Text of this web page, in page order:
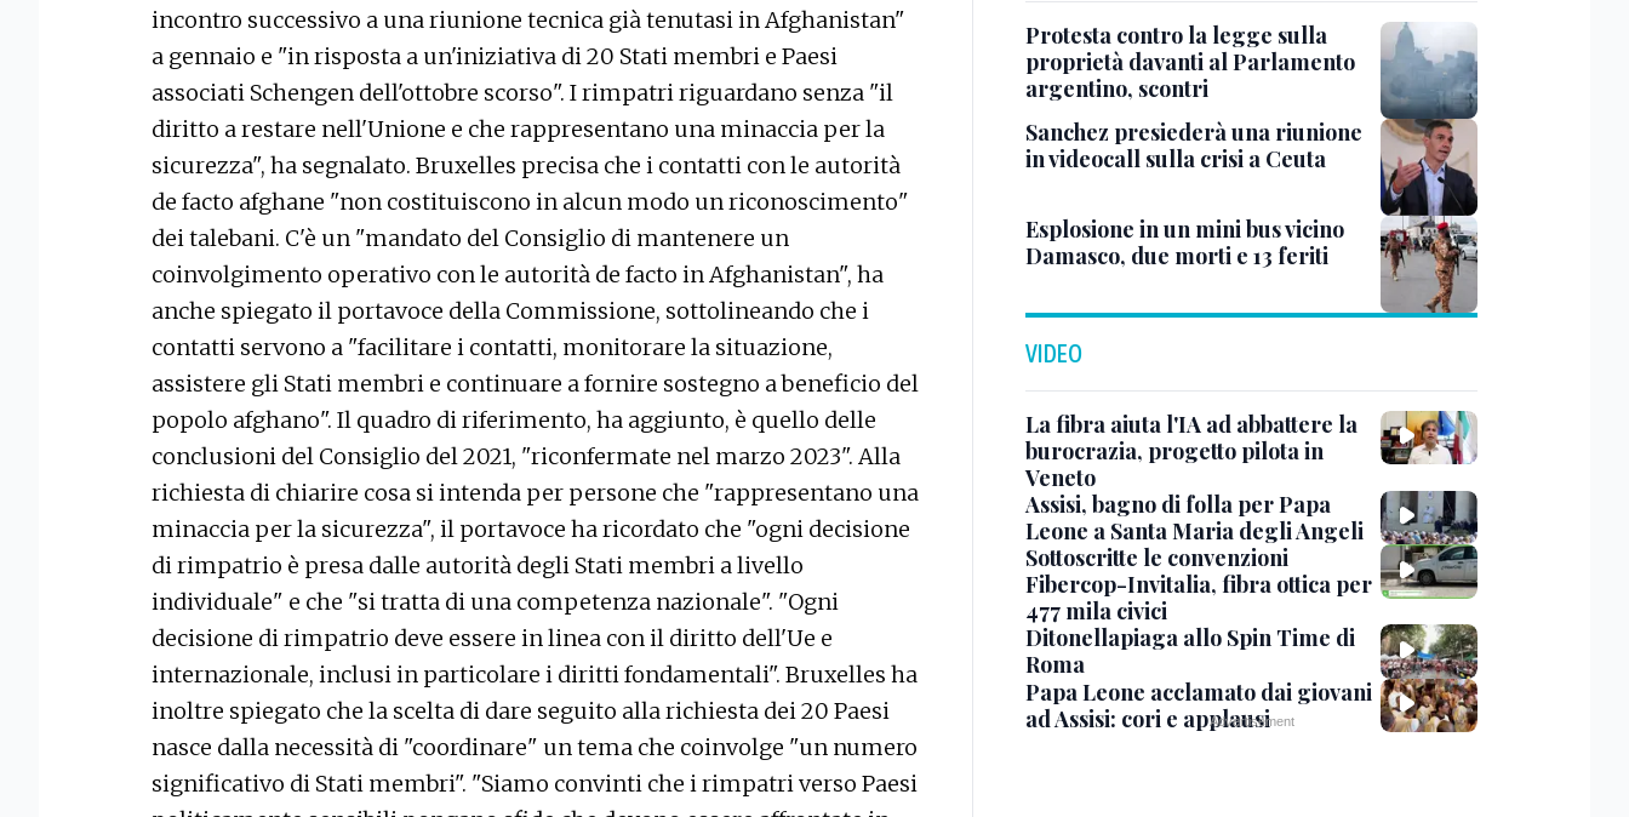
incontro successivo a una riunione tecnica già tenutasi in Afghanistan"
a gennaio e "in risposta a un'iniziativa di 20 Stati membri e Paesi
associati Schengen dell'ottobre scorso". I rimpatri riguardano senza "il
diritto a restare nell'Unione e che rappresentano una minaccia per la
sicurezza", ha segnalato. Bruxelles precisa che i contatti con le autorità
de facto afghane "non costituiscono in alcun modo un riconoscimento"
dei talebani. C'è un "mandato del Consiglio di mantenere un
coinvolgimento operativo con le autorità de facto in Afghanistan", ha
anche spiegato il portavoce della Commissione, sottolineando che i
contatti servono a "facilitare i contatti, monitorare la situazione,
assistere gli Stati membri e continuare a fornire sostegno a beneficio del
popolo afghano". Il quadro di riferimento, ha aggiunto, è quello delle
conclusioni del Consiglio del 2021, "riconfermate nel marzo 2023". Alla
richiesta di chiarire cosa si intenda per persone che "rappresentano una
minaccia per la sicurezza", il portavoce ha ricordato che "ogni decisione
di rimpatrio è presa dalle autorità degli Stati membri a livello
individuale" e che "si tratta di una competenza nazionale". "Ogni
decisione di rimpatrio deve essere in linea con il diritto dell'Ue e
internazionale, inclusi in particolare i diritti fondamentali". Bruxelles ha
inoltre spiegato che la scelta di dare seguito alla richiesta dei 20 Paesi
nasce dalla necessità di "coordinare" un tema che coinvolge "un numero
significativo di Stati membri". "Siamo convinti che i rimpatri verso Paesi
Protesta contro la legge sulla
proprietà davanti al Parlamento
argentino, scontri
Sanchez presiederà una riunione
in videocall sulla crisi a Ceuta
Esplosione in un mini bus vicino
Damasco, due morti e 13 feriti
VIDEO
La fibra aiuta l'IA ad abbattere la
burocrazia, progetto pilota in
Veneto
Assisi, bagno di folla per Papa
Leone a Santa Maria degli Angeli
Sottoscritte le convenzioni
Fibercop-Invitalia, fibra ottica per
477 mila civici
Ditonellapiaga allo Spin Time di
Roma
Papa Leone acclamato dai giovani
ad Assisi: cori e applausi